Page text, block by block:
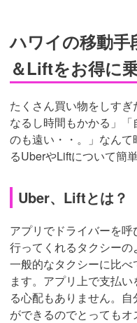
ハワイの移動手
＆Liftをお得に
たくさん買い物をしす
なるし時間もかかる」「
のも遠い・・。」なん
るUberやLiftについて簡
Uber、Liftとは？
アプリでドライバーを
行ってくれるタクシーの
一般的なタクシーに比
ます。アプリ上で支払
る心配もありません。
ができるのでとってもオ